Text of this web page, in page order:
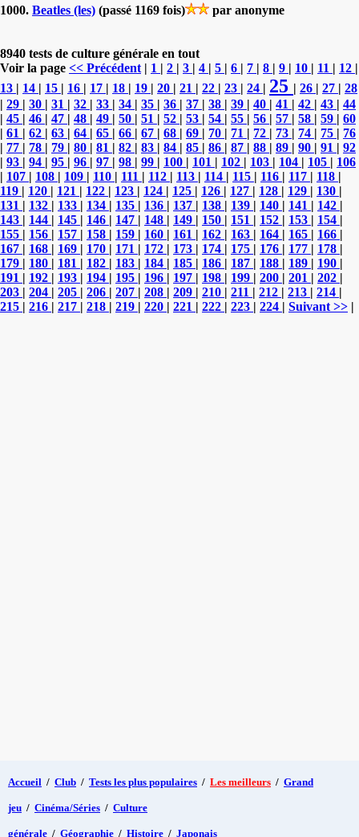
1000. Beatles (les) (passé 1169 fois) par anonyme
8940 tests de culture générale en tout
Voir la page << Précédent | 1 | 2 | 3 | 4 | 5 | 6 | 7 | 8 | 9 | 10 | 11 | 12 |
13 | 14 | 15 | 16 | 17 | 18 | 19 | 20 | 21 | 22 | 23 | 24 | 25 | 26 | 27 | 28
| 29 | 30 | 31 | 32 | 33 | 34 | 35 | 36 | 37 | 38 | 39 | 40 | 41 | 42 | 43 | 44
| 45 | 46 | 47 | 48 | 49 | 50 | 51 | 52 | 53 | 54 | 55 | 56 | 57 | 58 | 59 | 60
| 61 | 62 | 63 | 64 | 65 | 66 | 67 | 68 | 69 | 70 | 71 | 72 | 73 | 74 | 75 | 76
| 77 | 78 | 79 | 80 | 81 | 82 | 83 | 84 | 85 | 86 | 87 | 88 | 89 | 90 | 91 | 92
| 93 | 94 | 95 | 96 | 97 | 98 | 99 | 100 | 101 | 102 | 103 | 104 | 105 | 106
| 107 | 108 | 109 | 110 | 111 | 112 | 113 | 114 | 115 | 116 | 117 | 118 |
119 | 120 | 121 | 122 | 123 | 124 | 125 | 126 | 127 | 128 | 129 | 130 |
131 | 132 | 133 | 134 | 135 | 136 | 137 | 138 | 139 | 140 | 141 | 142 |
143 | 144 | 145 | 146 | 147 | 148 | 149 | 150 | 151 | 152 | 153 | 154 |
155 | 156 | 157 | 158 | 159 | 160 | 161 | 162 | 163 | 164 | 165 | 166 |
167 | 168 | 169 | 170 | 171 | 172 | 173 | 174 | 175 | 176 | 177 | 178 |
179 | 180 | 181 | 182 | 183 | 184 | 185 | 186 | 187 | 188 | 189 | 190 |
191 | 192 | 193 | 194 | 195 | 196 | 197 | 198 | 199 | 200 | 201 | 202 |
203 | 204 | 205 | 206 | 207 | 208 | 209 | 210 | 211 | 212 | 213 | 214 |
215 | 216 | 217 | 218 | 219 | 220 | 221 | 222 | 223 | 224 | Suivant >> |
Accueil / Club / Tests les plus populaires / Les meilleurs / Grand
jeu / Cinéma/Séries / Culture
générale / Géographie / Histoire / Japonais